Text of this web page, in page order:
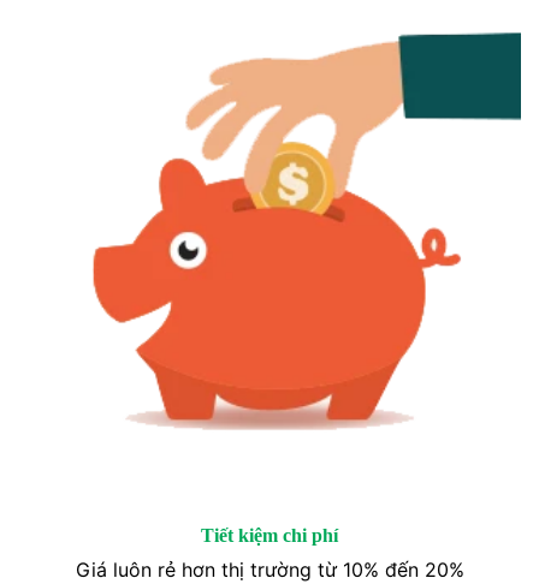
Tiết kiệm chi phí
Giá luôn rẻ hơn thị trường từ 10% đến 20%